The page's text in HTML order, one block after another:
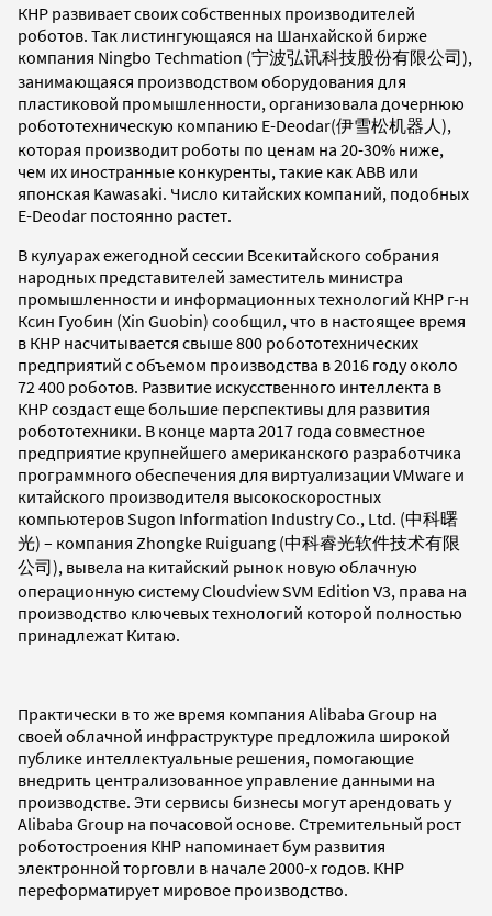
КНР развивает своих собственных производителей
роботов. Так листингующаяся на Шанхайской бирже
компания Ningbo Techmation (宁波弘讯科技股份有限公司),
занимающаяся производством оборудования для
пластиковой промышленности, организовала дочернюю
робототехническую компанию E-Deodar(伊雪松机器人),
которая производит роботы по ценам на 20-30% ниже,
чем их иностранные конкуренты, такие как ABB или
японская Kawasaki. Число китайских компаний, подобных
E-Deodar постоянно растет.
В кулуарах ежегодной сессии Всекитайского собрания
народных представителей заместитель министра
промышленности и информационных технологий КНР г-н
Ксин Гуобин (Xin Guobin) сообщил, что в настоящее время
в КНР насчитывается свыше 800 робототехнических
предприятий с объемом производства в 2016 году около
72 400 роботов. Развитие искусственного интеллекта в
КНР создаст еще большие перспективы для развития
робототехники. В конце марта 2017 года совместное
предприятие крупнейшего американского разработчика
программного обеспечения для виртуализации VMware и
китайского производителя высокоскоростных
компьютеров Sugon Information Industry Co., Ltd. (中科曙
光) – компания Zhongke Ruiguang (中科睿光软件技术有限
公司), вывела на китайский рынок новую облачную
операционную систему Cloudview SVM Edition V3, права на
производство ключевых технологий которой полностью
принадлежат Китаю.
Практически в то же время компания Alibaba Group на
своей облачной инфраструктуре предложила широкой
публике интеллектуальные решения, помогающие
внедрить централизованное управление данными на
производстве. Эти сервисы бизнесы могут арендовать у
Alibaba Group на почасовой основе. Стремительный рост
роботостроения КНР напоминает бум развития
электронной торговли в начале 2000-х годов. КНР
переформатирует мировое производство.